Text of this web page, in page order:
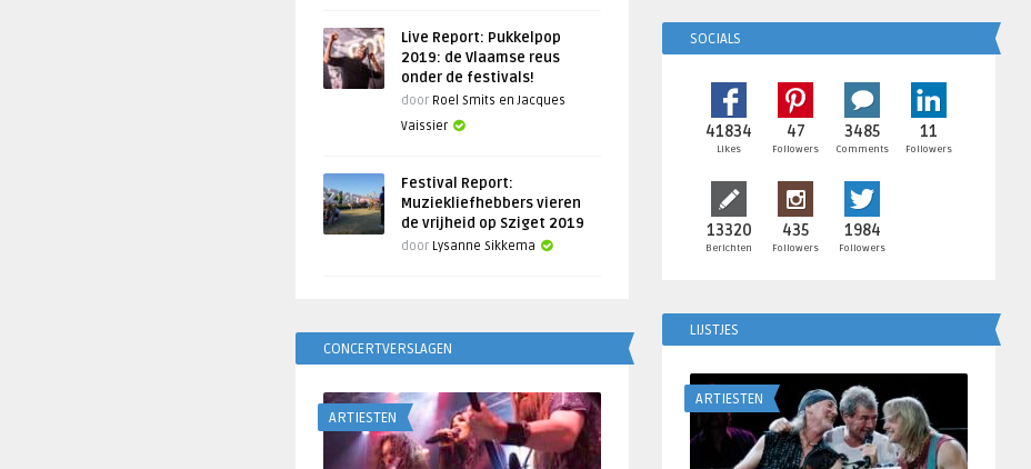
Live Report: Pukkelpop
2019: de Vlaamse reus
onder de festivals!
door Roel Smits en Jacques
Vaissier
Festival Report:
Muziekliefhebbers vieren
de vrijheid op Sziget 2019
door Lysanne Sikkema
CONCERTVERSLAGEN
ARTIESTEN
SOCIALS
41834
Likes
47
Followers
3485
Comments
11
Followers
13320
Berichten
435
Followers
1984
Followers
LIJSTJES
ARTIESTEN